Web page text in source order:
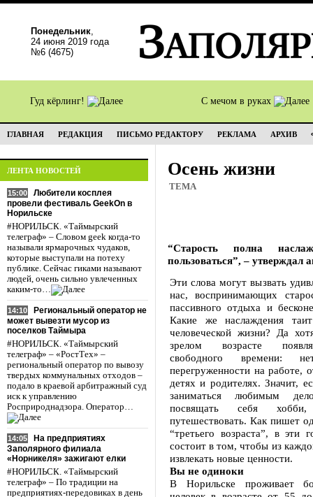
Понедельник,
24 июня 2019 года
№6 (4675)
Гуд кёрлинг! С мечом в руках
ГЛАВНАЯ РЕДАКЦИЯ ПИСЬМО РЕДАКТОРУ РЕКЛАМА АРХИВ
ЛЕНТА НОВОСТЕЙ
15:00
Любители косплея
провели фестиваль GeekOn в
Норильске
#НОРИЛЬСК. «Таймырский
телеграф» – Словом geek когда-то
называли ярмарочных чудаков,
которые выступали на потеху
публике. Сейчас гиками называют
людей, очень сильно увлеченных
каким-то…
14:10
Региональный оператор не
может вывезти мусор из
поселков Таймыра
#НОРИЛЬСК. «Таймырский
телеграф» – «РостТех» –
региональный оператор по вывозу
твердых коммунальных отходов –
подало в краевой арбитражный суд
иск к управлению
Росприроднадзора. Оператор…
14:05
На предприятиях
Заполярного филиала
«Норникеля» зажигают елки
#НОРИЛЬСК. «Таймырский
телеграф» – По традиции на
предприятиях-передовиках в день
Осень жизни
ТЕМА
“Старость полна
пользоваться”, – утверждал
Эти слова могут вызвать
нас, воспринимающих
пассивного отдыха и
Какие же наслаждения
человеческой жизни? Да
зрелом возрасте
свободного времени:
перегруженности на работе,
детях и родителях. Значит,
заниматься любимым
посвящать себя хобби,
путешествовать. Как пишет
“третьего возраста”, в эти
состоит в том, чтобы из
извлекать новые ценности.
Вы не одиноки
В Норильске проживает